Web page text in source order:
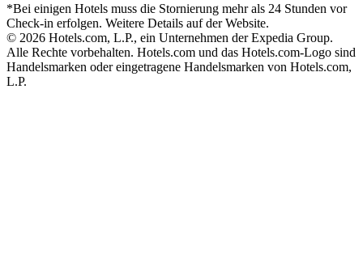
*Bei einigen Hotels muss die Stornierung mehr als 24 Stunden vor
Check-in erfolgen. Weitere Details auf der Website.
© 2026 Hotels.com, L.P., ein Unternehmen der Expedia Group.
Alle Rechte vorbehalten. Hotels.com und das Hotels.com-Logo sind
Handelsmarken oder eingetragene Handelsmarken von Hotels.com,
L.P.